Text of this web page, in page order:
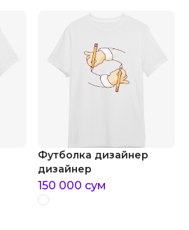
Футболка дизайнер
дизайнер
150 000 сум